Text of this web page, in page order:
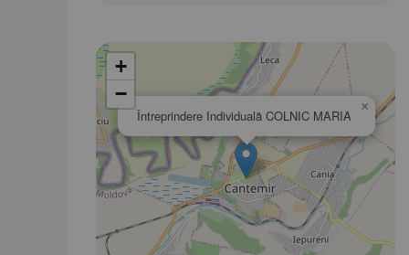
Întreprindere Individuală COLNIC MARIA
×
+
−